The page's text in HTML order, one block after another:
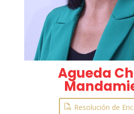
Agueda
Resolución de